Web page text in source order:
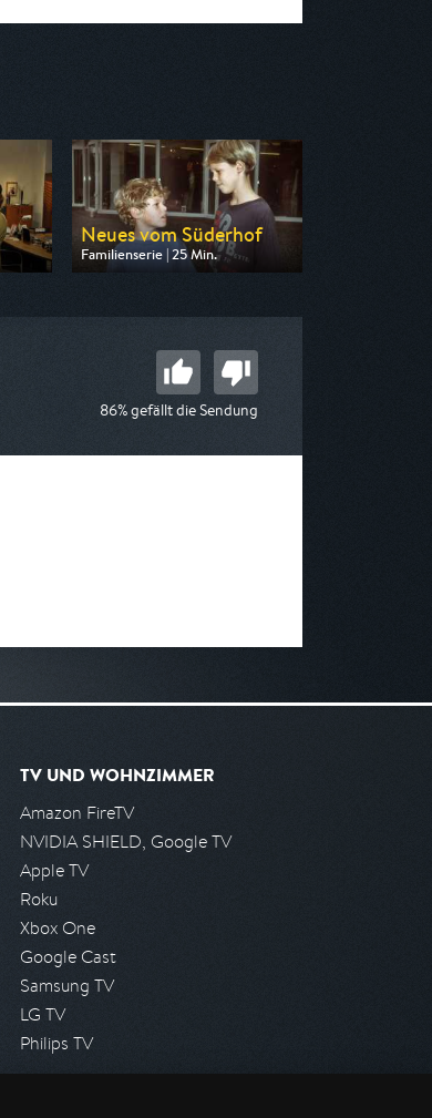
Neues vom Süderhof
Familienserie | 25 Min.
Ausgestrahlt von BR
86% gefällt die Sendung
TV UND WOHNZIMMER
Amazon FireTV
NVIDIA SHIELD, Google TV
Apple TV
Roku
Xbox One
Google Cast
Samsung TV
LG TV
Philips TV